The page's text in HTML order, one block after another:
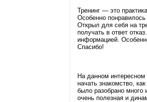
Тренинг — это
Особенно
Открыл для себя на
получать в ответ
информацией.
Спасибо!
На данном интересном
начать знакомство,
было разобрано много
очень полезная и